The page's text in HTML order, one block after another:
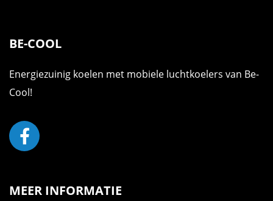
BE-COOL
Energiezuinig koelen met mobiele luchtkoelers van Be-
Cool!
MEER INFORMATIE